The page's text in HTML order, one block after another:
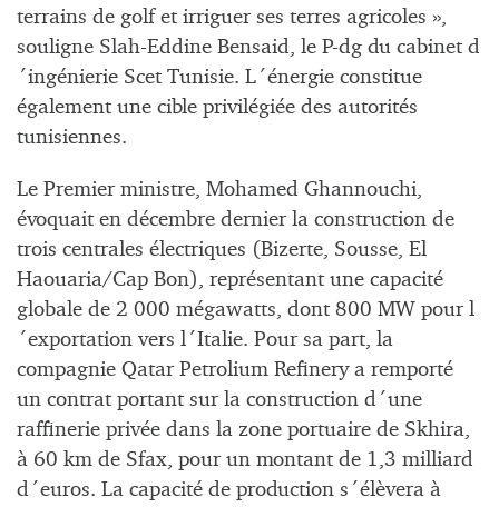
terrains de golf et irriguer ses terres agricoles »,
souligne Slah-Eddine Bensaid, le P-dg du cabinet d
´ingénierie Scet Tunisie. L´énergie constitue
également une cible privilégiée des autorités
tunisiennes.
Le Premier ministre, Mohamed Ghannouchi,
évoquait en décembre dernier la construction de
trois centrales électriques (Bizerte, Sousse, El
Haouaria/Cap Bon), représentant une capacité
globale de 2 000 mégawatts, dont 800 MW pour l
´exportation vers l´Italie. Pour sa part, la
compagnie Qatar Petrolium Refinery a remporté
un contrat portant sur la construction d´une
raffinerie privée dans la zone portuaire de Skhira,
à 60 km de Sfax, pour un montant de 1,3 milliard
d´euros. La capacité de production s´élèvera à